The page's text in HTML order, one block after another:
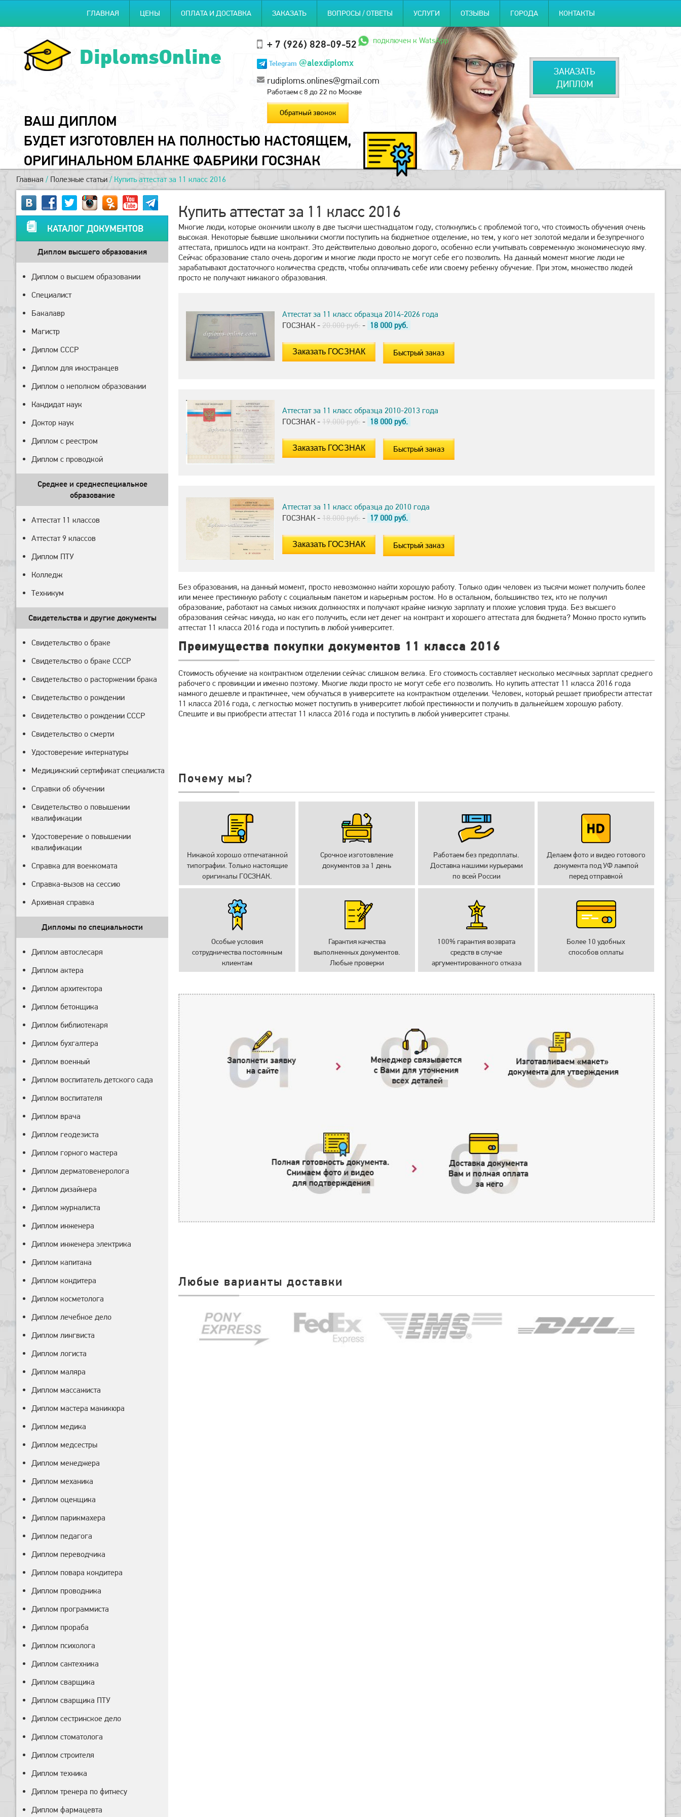
ГЛАВНАЯ ЦЕНЫ ОПЛАТА И ДОСТАВКА ЗАКАЗАТЬ ВОПРОСЫ / ОТВЕТЫ УСЛУГИ ОТЗЫВЫ ГОРОДА КОНТАКТЫ
DiplomsOnline + 7 (926) 828-09-52 подключен к WatsApp
Telegram @alexdiplomx
rudiploms.onlines@gmail.com
Работаем с 8 до 22 по Москве
Обратный звонок
ЗАКАЗАТЬ
ДИПЛОМ
ВАШ ДИПЛОМ
БУДЕТ ИЗГОТОВЛЕН НА ПОЛНОСТЬЮ НАСТОЯЩЕМ,
ОРИГИНАЛЬНОМ БЛАНКЕ ФАБРИКИ ГОСЗНАК
Главная / Полезные статьи / Купить аттестат за 11 класс 2016
Купить аттестат за 11 класс 2016
Многие люди, которые окончили школу в две тысячи шестнадцатом году, столкнулись с проблемой того, что стоимость обучения очень
высокая. Некоторые бывшие школьники смогли поступить на бюджетное отделение, но тем, у кого нет золотой медали и безупречного
аттестата, пришлось идти на контракт. Это действительно довольно дорого, особенно если учитывать современную экономическую яму.
Сейчас образование стало очень дорогим и многие люди просто не могут себе его позволить. На данный момент многие люди не
зарабатывают достаточного количества средств, чтобы оплачивать себе или своему ребенку обучение. При этом, множество людей
просто не получают никакого образования.
Аттестат за 11 класс образца 2014-2026 года
ГОСЗНАК - 20.000 руб. - 18 000 руб.
Быстрый заказ
Аттестат за 11 класс образца 2010-2013 года
ГОСЗНАК - 19.000 руб. - 18 000 руб.
Быстрый заказ
Аттестат за 11 класс образца до 2010 года
ГОСЗНАК - 18.000 руб. - 17 000 руб.
Быстрый заказ
Без образования, на данный момент, просто невозможно найти хорошую работу. Только один человек из тысячи может получить более
или менее престижную работу с социальным пакетом и карьерным ростом. Но в остальном, большинство тех, кто не получил
образование, работают на самых низких должностях и получают крайне низкую зарплату и плохие условия труда. Без высшего
образования сейчас никуда, но как его получить, если нет денег на контракт и хорошего аттестата для бюджета? Можно просто купить
аттестат 11 класса 2016 года и поступить в любой университет.
Преимущества покупки документов 11 класса 2016
Стоимость обучение на контрактном отделении сейчас слишком велика. Его стоимость составляет несколько месячных зарплат среднего
рабочего с провинции и именно поэтому. Многие люди просто не могут себе его позволить. Но купить аттестат 11 класса 2016 года
намного дешевле и практичнее, чем обучаться в университете на контрактном отделении. Человек, который решает приобрести аттестат
11 класса 2016 года, с легкостью может поступить в университет любой престижности и получить в дальнейшем хорошую работу.
Спешите и вы приобрести аттестат 11 класса 2016 года и поступить в любой университет страны.
Почему мы?
Никакой хорошо отпечатанной
типографии. Только настоящие
оригиналы ГОСЗНАК.
Срочное изготовление
документов за 1 день
Работаем без предоплаты.
Доставка нашими курьерами
по всей России
Делаем фото и видео готового
документа под УФ лампой
перед отправкой
Особые условия
сотрудничества постоянным
клиентам
Гарантия качества
выполненных документов.
Любые проверки
100% гарантия возврата
средств в случае
аргументированного отказа
Более 10 удобных
способов оплаты
Любые варианты доставки
КАТАЛОГ ДОКУМЕНТОВ
Диплом высшего образования
Диплом о высшем образовании
Специалист
Бакалавр
Магистр
Диплом СССР
Диплом для иностранцев
Диплом о неполном образовании
Кандидат наук
Доктор наук
Диплом с реестром
Диплом с проводкой
Среднее и среднеспециальное
образование
Аттестат 11 классов
Аттестат 9 классов
Диплом ПТУ
Колледж
Техникум
Свидетельства и другие документы
Свидетельство о браке
Свидетельство о браке СССР
Свидетельство о расторжении брака
Свидетельство о рождении
Свидетельство о рождении СССР
Свидетельство о смерти
Удостоверение интернатуры
Медицинский сертификат специалиста
Справки об обучении
Свидетельство о повышении
квалификации
Удостоверение о повышении
квалификации
Справка для военкомата
Справка-вызов на сессию
Архивная справка
Дипломы по специальности
Диплом автослесаря
Диплом актера
Диплом архитектора
Диплом бетонщика
Диплом библиотекаря
Диплом бухгалтера
Диплом военный
Диплом воспитатель детского сада
Диплом воспитателя
Диплом врача
Диплом геодезиста
Диплом горного мастера
Диплом дерматовенеролога
Диплом дизайнера
Диплом журналиста
Диплом инженера
Диплом инженера электрика
Диплом капитана
Диплом кондитера
Диплом косметолога
Диплом лечебное дело
Диплом лингвиста
Диплом логиста
Диплом маляра
Диплом массажиста
Диплом мастера маникюра
Диплом медика
Диплом медсестры
Диплом менеджера
Диплом механика
Диплом оценщика
Диплом парикмахера
Диплом педагога
Диплом переводчика
Диплом повара кондитера
Диплом проводника
Диплом программиста
Диплом прораба
Диплом психолога
Диплом сантехника
Диплом сварщика
Диплом сварщика ПТУ
Диплом сестринское дело
Диплом стоматолога
Диплом строителя
Диплом техника
Диплом тренера по фитнесу
Диплом фармацевта